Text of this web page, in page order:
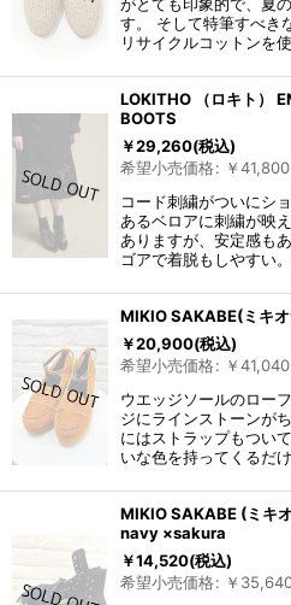
す。 そして特筆すべき
リサイクルコットンを
LOKITHO （ロキト）
BOOTS
￥29,260(税込)
希望小売価格: ￥41,800
コード刺繍がついにシ
あるベロアに刺繍が映
ありますが、安定感も
ゴアで着脱もしやすい
MIKIO SAKABE(ミキ
￥20,900(税込)
希望小売価格: ￥41,040
ウエッジソールのロー
ジにラインストーンが
にはストラップもつい
いな色を持ってくるだ
MIKIO SAKABE (ミキ
navy ×sakura
￥14,520(税込)
希望小売価格: ￥